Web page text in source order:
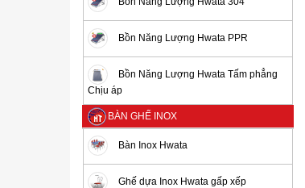
Bồn Năng Lượng Hwata PPR
Bồn Năng Lượng Hwata Tấm phẳng
Chịu áp
BÀN GHẾ INOX
Bàn Inox Hwata
Ghế dựa Inox Hwata gấp xếp